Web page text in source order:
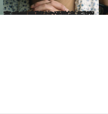
2024.7.27
まずは“好みの恐怖”を知るのが大切 オカルト研究家・吉田悠軌が教える ホラーコンテンツを楽しむためのコツ
ファッション